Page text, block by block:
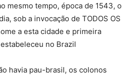
mesmo tempo, época de 1543, o
sob a invocação de TODOS OS
a esta cidade e primeira
no Brazil
havia pau-brasil, os colonos